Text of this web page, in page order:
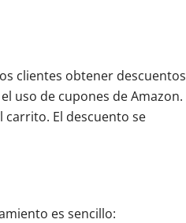
clientes obtener descuentos
uso de cupones de Amazon.
carrito. El descuento se
es sencillo: